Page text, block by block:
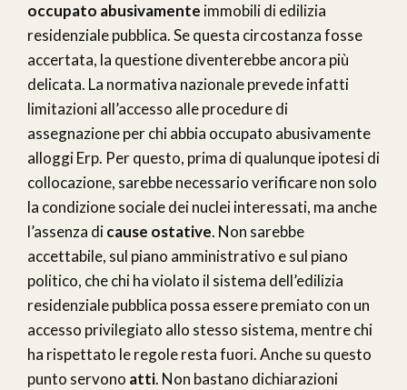
occupato abusivamente immobili di edilizia
residenziale pubblica. Se questa circostanza fosse
accertata, la questione diventerebbe ancora più
delicata. La normativa nazionale prevede infatti
limitazioni all’accesso alle procedure di
assegnazione per chi abbia occupato abusivamente
alloggi Erp. Per questo, prima di qualunque ipotesi di
collocazione, sarebbe necessario verificare non solo
la condizione sociale dei nuclei interessati, ma anche
l’assenza dicause ostative. Non sarebbe
accettabile, sul piano amministrativo e sul piano
politico, che chi ha violato il sistema dell’edilizia
residenziale pubblica possa essere premiato con un
accesso privilegiato allo stesso sistema, mentre chi
ha rispettato le regole resta fuori. Anche su questo
punto servono atti. Non bastano dichiarazioni